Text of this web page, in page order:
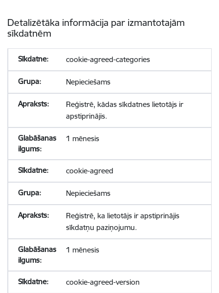
Detalizētāka informācija par izmantotajām
sīkdatnēm
cookie-agreed-categories
Nepieciešams
Reģistrē, kādas sīkdatnes lietotājs ir
apstiprinājis.
1 mēnesis
cookie-agreed
Nepieciešams
Reģistrē, ka lietotājs ir apstiprinājis
sīkdatņu paziņojumu.
1 mēnesis
cookie-agreed-version